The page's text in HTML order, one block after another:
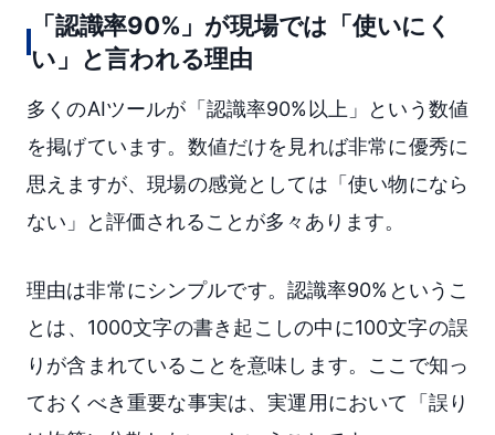
「認識率90%」が現場では「使いにく
い」と言われる理由
多くのAIツールが「認識率90%以上」という数値
を掲げています。数値だけを見れば非常に優秀に
思えますが、現場の感覚としては「使い物になら
ない」と評価されることが多々あります。
理由は非常にシンプルです。認識率90%というこ
とは、1000文字の書き起こしの中に100文字の誤
りが含まれていることを意味します。ここで知っ
ておくべき重要な事実は、実運用において「誤り